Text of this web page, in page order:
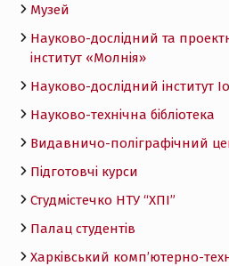
Музей
Науково-дослідний та
інститут «Молнія»
Науково-дослідний інститут
Науково-технічна бібліотека
Видавничо-поліграфічний
Підготовчі курси
Студмістечко НТУ “ХПІ”
Палац студентів
Харківський комп’ютерно-